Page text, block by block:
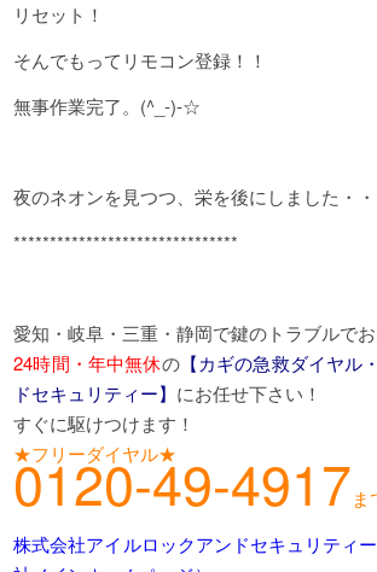
リセット！
そんでもってリモコン登録！！
無事作業完了。(^_-)-☆
夜のネオンを見つつ、栄を後にしました・・
*******************************
愛知・岐阜・三重・静岡で鍵のトラブルで
24時間・年中無休の【カギの急救ダイヤル
ドセキュリティー】 にお任せ下さい！
すぐに駆けつけます！
★フリーダイヤル★
0120-49-4917
株式会社アイルロックアンドセキュリティ